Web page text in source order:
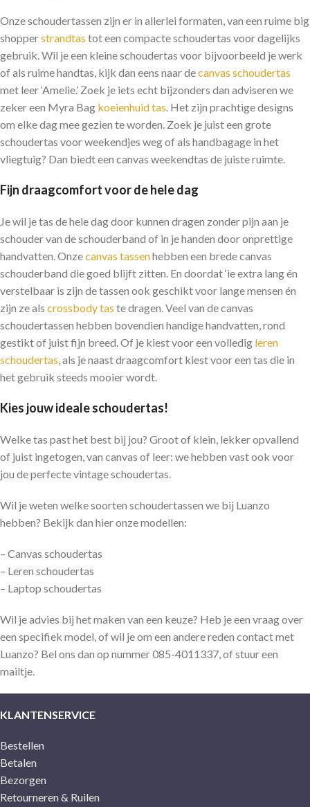
Onze schoudertassen zijn er in allerlei formaten, van een ruime big
shopperstrandtas tot een compacte schoudertas voor dagelijks
gebruik. Wil je een kleine schoudertas voor bijvoorbeeld je werk
of als ruime handtas, kijk dan eens naar decanvas schoudertas
met leer ‘Amelie.’ Zoek je iets echt bijzonders dan adviseren we
zeker een Myra Bag koeienhuid tas. Het zijn prachtige designs
om elke dag mee gezien te worden. Zoek je juist een grote
schoudertas voor weekendjes weg of als handbagage in het
vliegtuig? Dan biedt een canvas weekendtas de juiste ruimte.
Fijn draagcomfort voor de hele dag
Je wil je tas de hele dag door kunnen dragen zonder pijn aan je
schouder van de schouderband of in je handen door onprettige
handvatten. Onzecanvas tassenhebben een brede canvas
schouderband die goed blijft zitten. En doordat ‘ie extra lang én
verstelbaar is zijn de tassen ook geschikt voor lange mensen én
zijn ze als crossbody tas te dragen. Veel van de canvas
schoudertassen hebben bovendien handige handvatten, rond
gestikt of juist fijn breed. Of je kiest voor een volledig leren
schoudertas, als je naast draagcomfort kiest voor een tas die in
het gebruik steeds mooier wordt.
Kies jouw ideale schoudertas!
Welke tas past het best bij jou? Groot of klein, lekker opvallend
of juist ingetogen, van canvas of leer: we hebben vast ook voor
jou de perfecte vintage schoudertas.
Wil je weten welke soorten schoudertassen we bij Luanzo
hebben? Bekijk dan hier onze modellen:
– Canvas schoudertas
– Leren schoudertas
– Laptop schoudertas
Wil je advies bij het maken van een keuze? Heb je een vraag over
een specifiek model, of wil je om een andere reden contact met
Luanzo? Bel ons dan op nummer 085-4011337, of stuur een
mailtje.
KLANTENSERVICE
Bestellen
Betalen
Bezorgen
Retourneren & Ruilen